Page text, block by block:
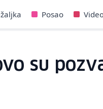
Posao
su